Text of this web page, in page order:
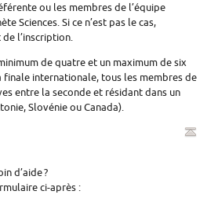
ou les membres de l’équipe
Sciences. Si ce n’est pas le cas,
de l’inscription.
de quatre et un maximum de six
finale internationale, tous les membres de
entre la seconde et résidant dans un
Slovénie ou Canada).
d’aide?
ci-après :